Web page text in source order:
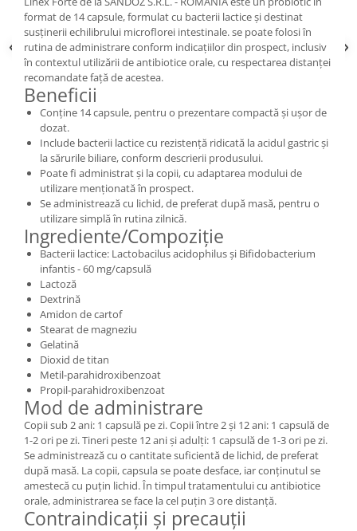
format de 14 capsule, formulat cu bacterii lactice și destinat
susținerii echilibrului microflorei intestinale. se poate folosi în
rutina de administrare conform indicațiilor din prospect, inclusiv
în contextul utilizării de antibiotice orale, cu respectarea distanței
recomandate față de acestea.
Beneficii
Conține 14 capsule, pentru o prezentare compactă și ușor de
dozat.
Include bacterii lactice cu rezistență ridicată la acidul gastric și
la sărurile biliare, conform descrierii produsului.
Poate fi administrat și la copii, cu adaptarea modului de
utilizare menționată în prospect.
Se administrează cu lichid, de preferat după masă, pentru o
utilizare simplă în rutina zilnică.
Ingrediente/Compoziție
Bacterii lactice: Lactobacilus acidophilus și Bifidobacterium
infantis - 60 mg/capsulă
Lactoză
Dextrină
Amidon de cartof
Stearat de magneziu
Gelatină
Dioxid de titan
Metil-parahidroxibenzoat
Propil-parahidroxibenzoat
Mod de administrare
Copii sub 2 ani: 1 capsulă pe zi. Copii între 2 și 12 ani: 1 capsulă de
1-2 ori pe zi. Tineri peste 12 ani și adulți: 1 capsulă de 1-3 ori pe zi.
Se administrează cu o cantitate suficientă de lichid, de preferat
după masă. La copii, capsula se poate desface, iar conținutul se
amestecă cu puțin lichid. În timpul tratamentului cu antibiotice
orale, administrarea se face la cel puțin 3 ore distanță.
Contraindicații și precauții